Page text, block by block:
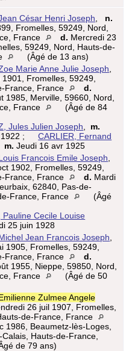
César Henri Joseph
n.
Fromelles, 59249, Nord,
France
d. Mercredi 23
59249, Nord, Hauts-de-
(Âgé de 13 ans)
Marie Anne Julie Joseph
Fromelles, 59249,
France, France
d.
1985, Merville, 59660, Nord,
France
(Âgé de 84
Jules Julien Joseph
m.
;
CARLIER, Fernand
m. Jeudi 16 avr 1925
Francois Emile Joseph
1902, Fromelles, 59249,
France, France
d. Mardi
62840, Pas-de-
France, France
(Âgé
Pauline Cecile Louise
25 juin 1928
Jean Francois Joseph
1905, Fromelles, 59249,
France, France
d.
1955, Nieppe, 59850, Nord,
France
(Âgé de 50
Zulmee Angele
26 juil 1907, Fromelles,
de-France, France
1986, Beaumetz-lès-Loges,
Hauts-de-France,
de 79 ans)